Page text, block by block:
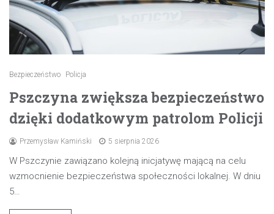
Bezpieczeństwo Policja
Pszczyna zwiększa bezpieczeństwo
dzięki dodatkowym patrolom Policji
Przemysław Kamiński 5 sierpnia 2026
W Pszczynie zawiązano kolejną inicjatywę mającą na celu
wzmocnienie bezpieczeństwa społeczności lokalnej. W dniu
5…